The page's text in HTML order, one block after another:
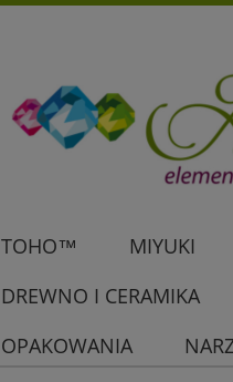
TOHO™ MIYUKI
DREWNO I CERAMIKA
OPAKOWANIA